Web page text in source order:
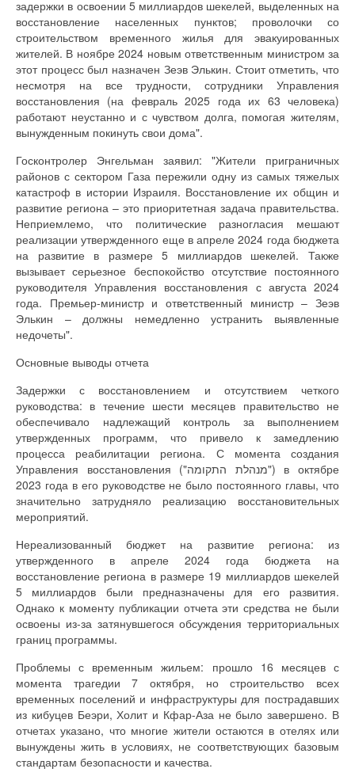
задержки в освоении 5 миллиардов шекелей, выделенных на
восстановление населенных пунктов; проволочки со
строительством временного жилья для эвакуированных
жителей. В ноябре 2024 новым ответственным министром за
этот процесс был назначен Зеэв Элькин. Стоит отметить, что
несмотря на все трудности, сотрудники Управления
восстановления (на февраль 2025 года их 63 человека)
работают неустанно и с чувством долга, помогая жителям,
вынужденным покинуть свои дома".
Госконтролер Энгельман заявил: "Жители приграничных
районов с сектором Газа пережили одну из самых тяжелых
катастроф в истории Израиля. Восстановление их общин и
развитие региона – это приоритетная задача правительства.
Неприемлемо, что политические разногласия мешают
реализации утвержденного еще в апреле 2024 года бюджета
на развитие в размере 5 миллиардов шекелей. Также
вызывает серьезное беспокойство отсутствие постоянного
руководителя Управления восстановления с августа 2024
года. Премьер-министр и ответственный министр – Зеэв
Элькин – должны немедленно устранить выявленные
недочеты".
Основные выводы отчета
Задержки с восстановлением и отсутствием четкого
руководства: в течение шести месяцев правительство не
обеспечивало надлежащий контроль за выполнением
утвержденных программ, что привело к замедлению
процесса реабилитации региона. С момента создания
Управления восстановления ("מנהלת התקומה") в октябре
2023 года в его руководстве не было постоянного главы, что
значительно затрудняло реализацию восстановительных
мероприятий.
Нереализованный бюджет на развитие региона: из
утвержденного в апреле 2024 года бюджета на
восстановление региона в размере 19 миллиардов шекелей
5 миллиардов были предназначены для его развития.
Однако к моменту публикации отчета эти средства не были
освоены из-за затянувшегося обсуждения территориальных
границ программы.
Проблемы с временным жильем: прошло 16 месяцев с
момента трагедии 7 октября, но строительство всех
временных поселений и инфраструктуры для пострадавших
из кибуцев Беэри, Холит и Кфар-Аза не было завершено. В
отчетах указано, что многие жители остаются в отелях или
вынуждены жить в условиях, не соответствующих базовым
стандартам безопасности и качества.